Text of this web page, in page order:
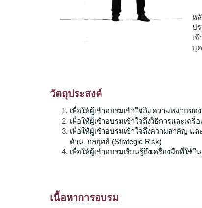
ห
ป
เ
บุ
วัตถุประสงค์
เพื่อให้ผู้เข้าอบรมเข้าใจถึง ความหมายขอ
เพื่อให้ผู้เข้าอบรมเข้าใจถึงวิธีการและเครื่
เพื่อให้ผู้เข้าอบรมเข้าใจถึงความสำคัญ แล
ด้าน กลยุทธ์ (Strategic Risk)
เพื่อให้ผู้เข้าอบรมเรียนรู้ถึงเครื่องมือที่ใช้
เนื้อหาการอบรม